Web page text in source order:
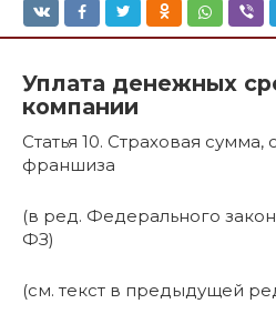
Уплата денежных
компании
Статья 10. Страховая сумма,
франшиза
(в ред. Федерального
ФЗ)
(см. текст в предыдущей